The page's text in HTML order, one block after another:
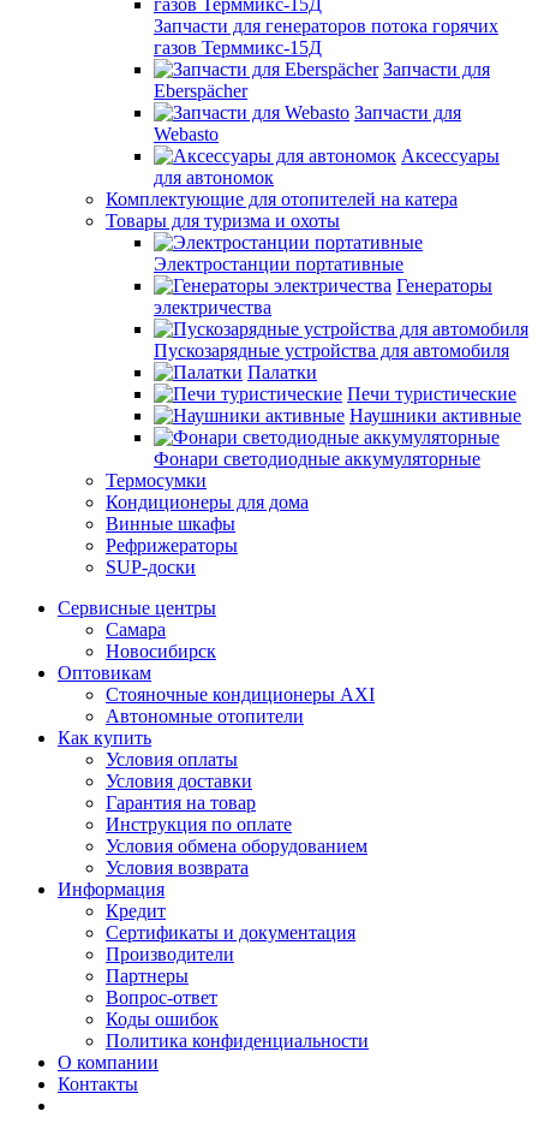
Запчасти для генераторов потока горячих
газов Терммикс-15Д
Запчасти для
Eberspächer
Запчасти для
Webasto
Аксессуары
для автономок
Комплектующие для отопителей на катера
Товары для туризма и охоты
Электростанции портативные
Генераторы
электричества
Пускозарядные устройства для автомобиля
Палатки
Печи туристические
Наушники активные
Фонари светодиодные аккумуляторные
Термосумки
Кондиционеры для дома
Винные шкафы
Рефрижераторы
SUP-доски
Сервисные центры
Самара
Новосибирск
Оптовикам
Стояночные кондиционеры AXI
Автономные отопители
Как купить
Условия оплаты
Условия доставки
Гарантия на товар
Инструкция по оплате
Условия обмена оборудованием
Условия возврата
Информация
Кредит
Сертификаты и документация
Производители
Партнеры
Вопрос-ответ
Коды ошибок
Политика конфиденциальности
О компании
Контакты